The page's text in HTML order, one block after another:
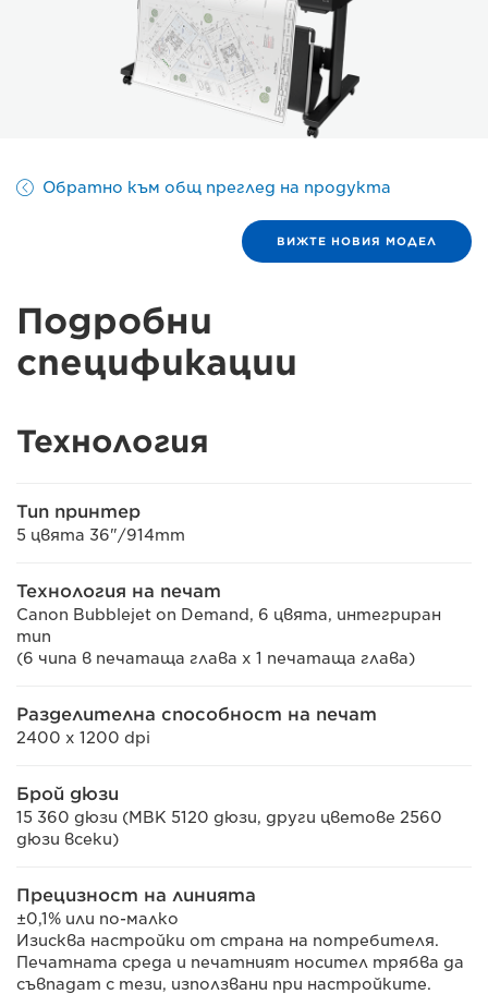
Обратно към общ преглед на продукта
ВИЖТЕ НОВИЯ МОДЕЛ
Подробни
спецификации
Технология
Тип принтер
5 цвята 36"/914mm
Технология на печат
Canon Bubblejet on Demand, 6 цвята, интегриран
тип
(6 чипа в печатаща глава x 1 печатаща глава)
Разделителна способност на печат
2400 x 1200 dpi
Брой дюзи
15 360 дюзи (MBK 5120 дюзи, други цветове 2560
дюзи всеки)
Прецизност на линията
±0,1% или по-малко
Изисква настройки от страна на потребителя.
Печатната среда и печатният носител трябва да
съвпадат с тези, използвани при настройките.